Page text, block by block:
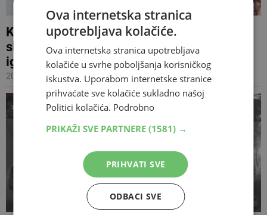
KAOS U BUENOS AIRESU Ljudi s mosta
skakali u autobus, helikopteri stigli po
igrače
20.12.2022 21:03
Ova internetska stranica
upotrebljava kolačiće.
Ova internetska stranica upotrebljava
kolačiće u svrhe poboljšanja korisničkog
iskustva. Uporabom internetske stranice
prihvaćate sve kolačiće sukladno našoj
Politici kolačića. Podrobno
PRIKAŽI SVE PARTNERE (1581) →
PRIHVATI SVE
ODBACI SVE